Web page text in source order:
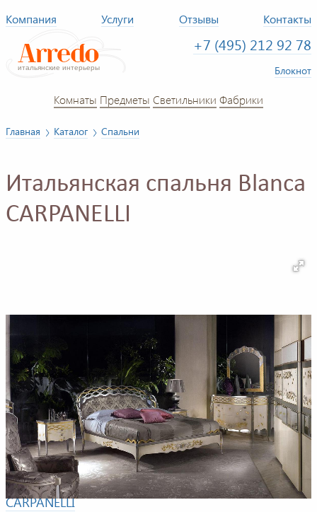
Компания Услуги Отзывы Контакты
+7 (495) 212 92 78
Блокнот
Комнаты Предметы Светильники Фабрики
Главная Каталог Спальни
Итальянская спальня Blanca
CARPANELLI
Пример композиции для спальни. В композицию
входят кровать, прикроватная тумбочка, комод,
зеркало, шкаф
Фабрика
CARPANELLI